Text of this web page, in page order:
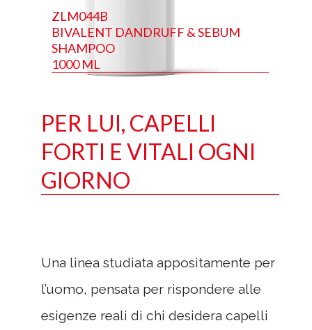
ZLM044B
BIVALENT DANDRUFF & SEBUM
SHAMPOO
1000 ML
PER LUI, CAPELLI
FORTI E VITALI OGNI
GIORNO
Una linea studiata appositamente per
l’uomo, pensata per rispondere alle
esigenze reali di chi desidera capelli